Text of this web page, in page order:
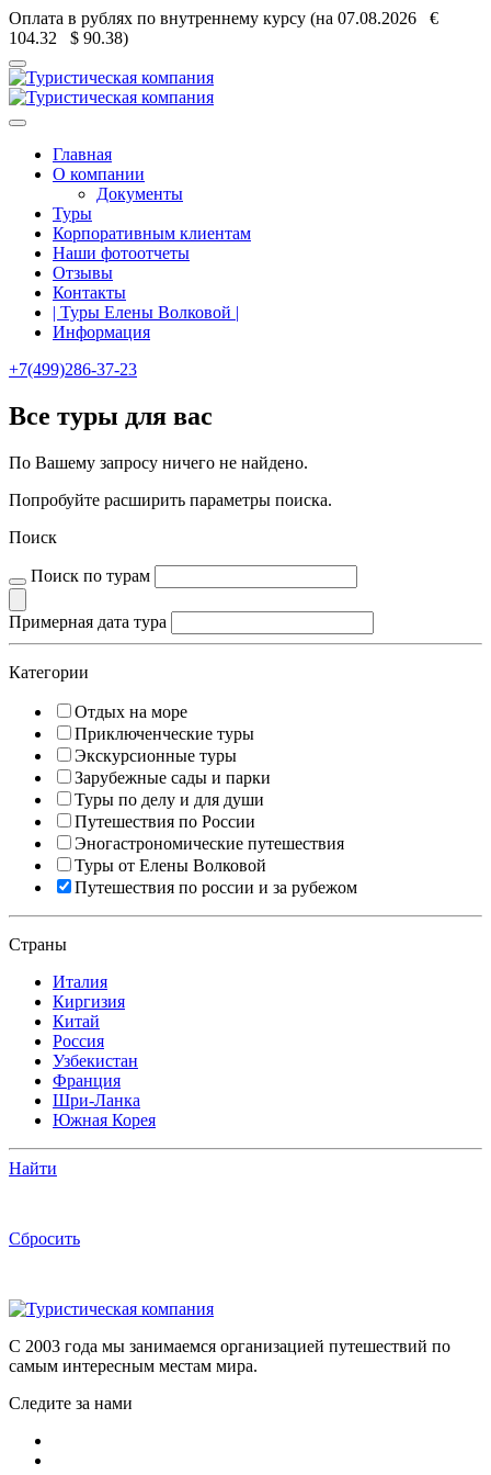
Оплата в рублях по внутреннему курсу (на 07.08.2026 €
104.32 $ 90.38)
Главная
О компании
Документы
Туры
Корпоративным клиентам
Наши фотоотчеты
Отзывы
Контакты
| Туры Елены Волковой |
Информация
+7(499)286-37-23
Все туры для вас
По Вашему запросу ничего не найдено.
Попробуйте расширить параметры поиска.
Поиск
Поиск по турам
Примерная дата тура
Категории
Отдых на море
Приключенческие туры
Экскурсионные туры
Зарубежные сады и парки
Туры по делу и для души
Путешествия по России
Эногастрономические путешествия
Туры от Елены Волковой
Путешествия по россии и за рубежом
Страны
Италия
Киргизия
Китай
Россия
Узбекистан
Франция
Шри-Ланка
Южная Корея
Найти
Сбросить
C 2003 года мы занимаемся организацией путешествий по
самым интересным местам мира.
Следите за нами